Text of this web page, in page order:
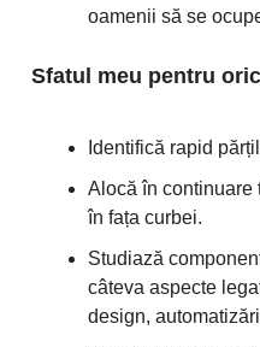
oamenii să se
Sfatul meu pentru
Identifică rapid
Alocă în continuare
în fața curbei.
Studiază
câteva aspecte
design,